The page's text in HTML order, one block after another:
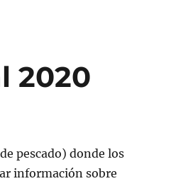
2020
pescado) donde los
información sobre